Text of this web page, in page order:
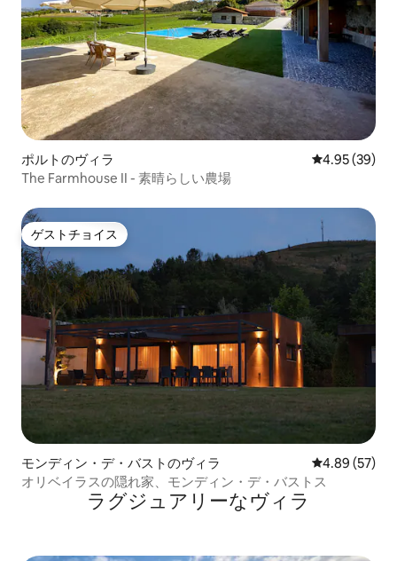
ポルトのヴィラ レビュー39
4.95 (39)
The Farmhouse II - 素晴らしい農場
ゲストチョイス
ゲストチョイス
モンディン・デ・バストのヴィラ レビュー57
4.89 (57)
オリベイラスの隠れ家、モンディン・デ・バストス
ラグジュアリーなヴィラ